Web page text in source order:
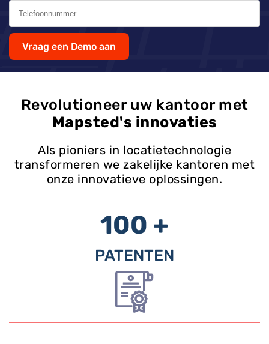
Vraag een Demo aan
Revolutioneer uw kantoor met
Mapsted's innovaties
Als pioniers in locatietechnologie
transformeren we zakelijke kantoren met
onze innovatieve oplossingen.
100 +
PATENTEN